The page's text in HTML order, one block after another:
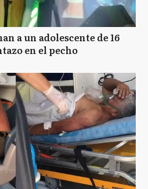
a un adolescente de 16
en el pecho